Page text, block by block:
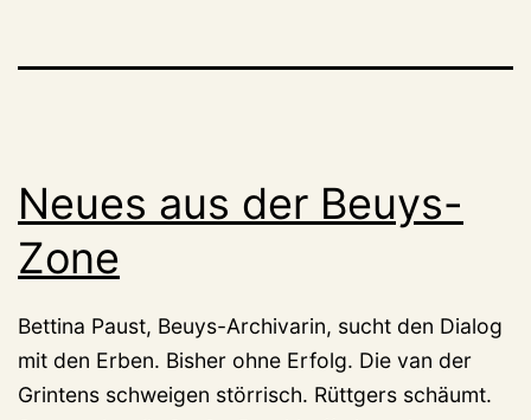
Neues aus der Beuys-
Zone
Bettina Paust, Beuys-Archivarin, sucht den Dialog
mit den Erben. Bisher ohne Erfolg. Die van der
Grintens schweigen störrisch. Rüttgers schäumt.